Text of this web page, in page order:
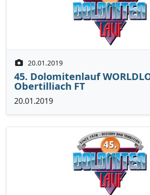
20.01.2019
45. Dolomitenlauf
Obertilliach FT
20.01.2019